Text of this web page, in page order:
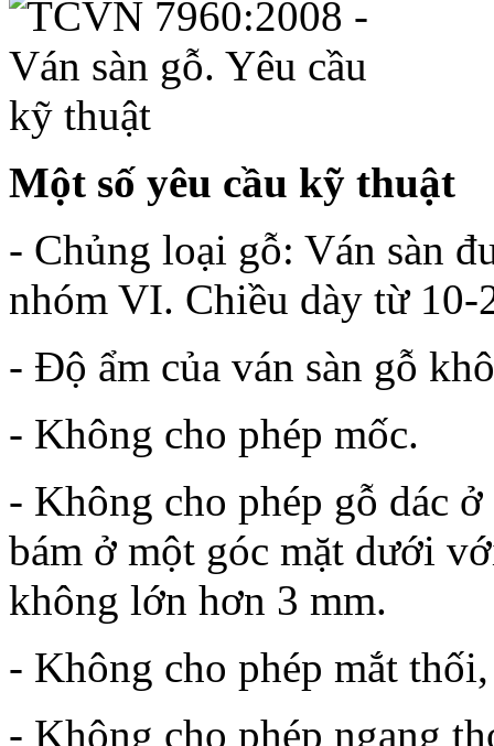
Một số yêu cầu kỹ thuật
- Chủng loại gỗ: Ván sàn
nhóm VI. Chiều dày từ 10-
- Độ ẩm của ván sàn gỗ
- Không cho phép mốc.
- Không cho phép gỗ dác
bám ở một góc mặt dưới
không lớn hơn 3 mm.
- Không cho phép mắt
- Không cho phép ngang